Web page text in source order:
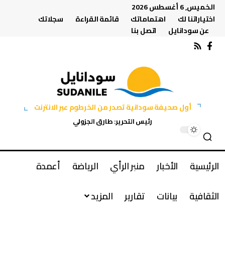
الخميس, 6 أغسطس 2026
اختياراتنا لك
اهتماماتك قائمة القراءة
سجلاتك
عن سودانايل
اتصل بنا
أول صحيفة سودانية تصدر من الخرطوم عبر الانترنت
رئيس التحرير: طارق الجزولي
الرئيسية الأخبار منبر الرأي الرياضة
أعمدة
الثقافية
بيانات تقارير المزيد